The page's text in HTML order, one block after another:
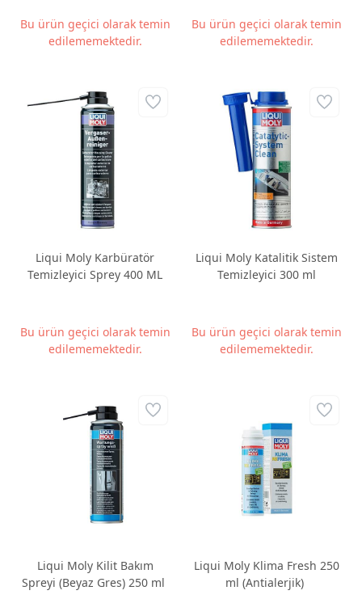
Bu ürün geçici olarak temin
edilememektedir.
Bu ürün geçici olarak temin
edilememektedir.
Liqui Moly Karbüratör
Temizleyici Sprey 400 ML
Bu ürün geçici olarak temin
edilememektedir.
Liqui Moly Katalitik Sistem
Temizleyici 300 ml
Bu ürün geçici olarak temin
edilememektedir.
Liqui Moly Kilit Bakım
Spreyi (Beyaz Gres) 250 ml
Liqui Moly Klima Fresh 250
ml (Antialerjik)